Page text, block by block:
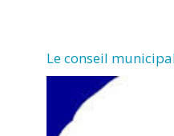
Le conseil